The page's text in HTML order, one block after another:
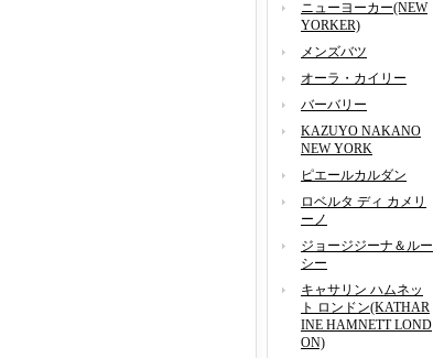
ニューヨーカー(NEW
YORKER)
メンズバツ
オーラ・カイリー
バーバリー
KAZUYO NAKANO
NEW YORK
ピエールカルダン
ロベルタ ディ カメリ
ーノ
ジョージジーナ＆ルー
シー
キャサリン ハムネッ
ト ロンドン(KATHAR
INE HAMNETT LOND
ON)